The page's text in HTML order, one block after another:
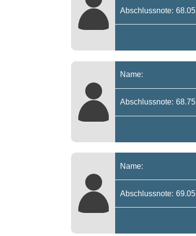
Abschlussnote: 68.05
Name:
Abschlussnote: 68.75
Name:
Abschlussnote: 69.05